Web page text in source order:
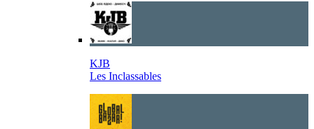
KJB
Les Inclassables